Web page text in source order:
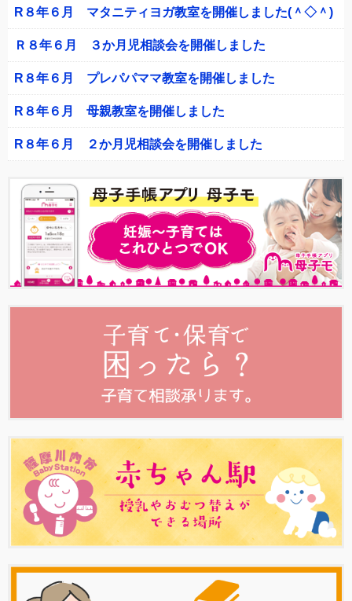
R８年６月 マタニティヨガ教室を開催しました(＾◇＾)
Ｒ８年６月 ３か月児相談会を開催しました
R８年６月 プレパパママ教室を開催しました
R８年６月 母親教室を開催しました
R８年６月 ２か月児相談会を開催しました